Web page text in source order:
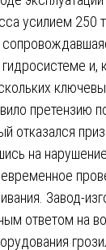
усилием 250
и,
претензию
отказался
на
Завод-
ответом на